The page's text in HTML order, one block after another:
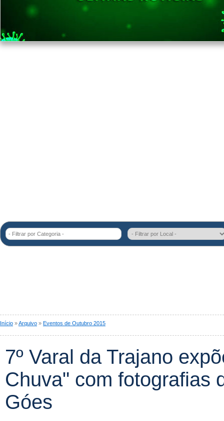
- Filtrar por Categoria -
Início »Arquivo » Eventos de Outubro 2015
7º Varal da Trajano
Chuva" com fotografias
Góes